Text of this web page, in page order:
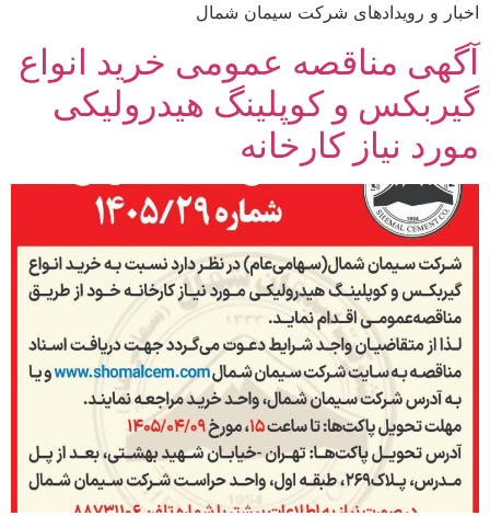
اخبار و رویدادهای شرکت سیمان شمال
آگهی مناقصه عمومی خرید انواع
گیربکس و کوپلینگ هیدرولیکی
مورد نیاز کارخانه